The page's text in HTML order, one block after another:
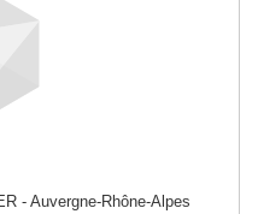
- Auvergne-Rhône-Alpes